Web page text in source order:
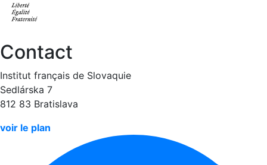
Contact
Institut français de Slovaquie
Sedlárska 7
812 83 Bratislava
voir le plan